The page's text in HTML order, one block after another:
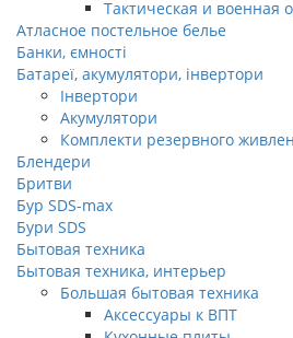
Тактическая и военная
Атласное постельное белье
Банки, ємності
Батареї, акумулятори, інвертори
Інвертори
Акумулятори
Комплекти резервного
Блендери
Бритви
Бур SDS-max
Бури SDS
Бытовая техника
Бытовая техника, интерьер
Большая бытовая техника
Аксессуары к ВПТ